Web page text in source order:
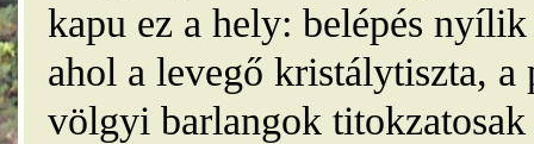
kapu ez a hely: belépés
ahol a levegő kristálytiszta, a
völgyi barlangok